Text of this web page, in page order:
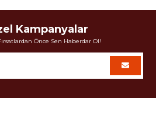
Kampanyalar
Önce Sen Haberdar Ol!